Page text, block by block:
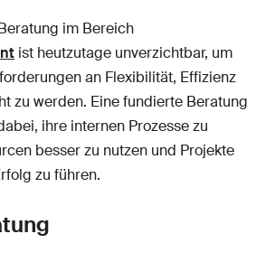
im Bereich
ist heutzutage unverzichtbar, um
an Flexibilität, Effizienz
zu werden. Eine fundierte Beratung
ihre internen Prozesse zu
besser zu nutzen und Projekte
zu führen.